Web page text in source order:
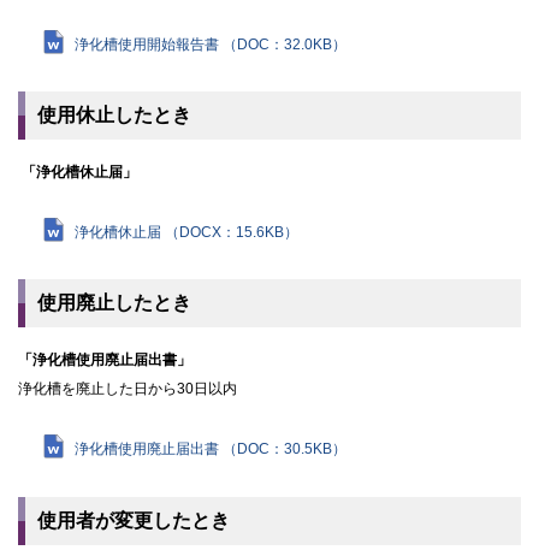
浄化槽使用開始報告書 （DOC：32.0KB）
使用休止したとき
「浄化槽休止届」
浄化槽休止届 （DOCX：15.6KB）
使用廃止したとき
「浄化槽使用廃止届出書」
浄化槽を廃止した日から30日以内
浄化槽使用廃止届出書 （DOC：30.5KB）
使用者が変更したとき